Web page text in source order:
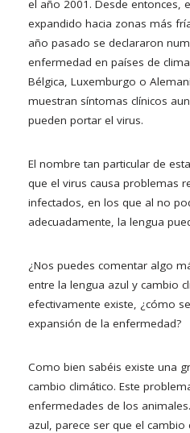
el año 2001. Desde entonces,
expandido hacia zonas más
año pasado se declararon
enfermedad en países de
Bélgica, Luxemburgo o
muestran síntomas clínicos
pueden portar el virus.
El nombre tan particular de
que el virus causa problemas
infectados, en los que al no
adecuadamente, la lengua
¿Nos puedes comentar algo
entre la lengua azul y cambio
efectivamente existe, ¿cómo
expansión de la enfermedad?
Como bien sabéis existe una
cambio climático. Este
enfermedades de los
azul, parece ser que el cambio